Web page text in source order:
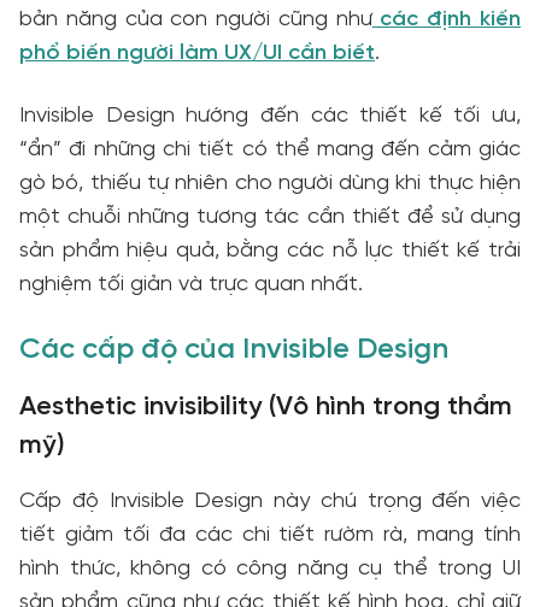
bản năng của con người cũng nhưcác định kiến
phổ biến người làm UX/UI cần biết.
Invisible Design hướng đến các thiết kế tối ưu,
“ẩn” đi những chi tiết có thể mang đến cảm giác
gò bó, thiếu tự nhiên cho người dùng khi thực hiện
một chuỗi những tương tác cần thiết để sử dụng
sản phẩm hiệu quả, bằng các nỗ lực thiết kế trải
nghiệm tối giản và trực quan nhất.
Các cấp độ của Invisible Design
Aesthetic invisibility (Vô hình trong thẩm
mỹ)
Cấp độ Invisible Design này chú trọng đến việc
tiết giảm tối đa các chi tiết rườm rà, mang tính
hình thức, không có công năng cụ thể trong UI
sản phẩm cũng như các thiết kế hình họa, chỉ giữ